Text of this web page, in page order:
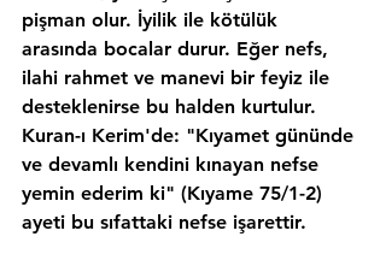
pişman olur. İyilik ile kötülük
arasında bocalar durur. Eğer nefs,
ilahi rahmet ve manevi bir feyiz ile
desteklenirse bu halden kurtulur.
Kuran-ı Kerim'de: "Kıyamet gününde
ve devamlı kendini kınayan nefse
yemin ederim ki" (Kıyame 75/1-2)
ayeti bu sıfattaki nefse işarettir.